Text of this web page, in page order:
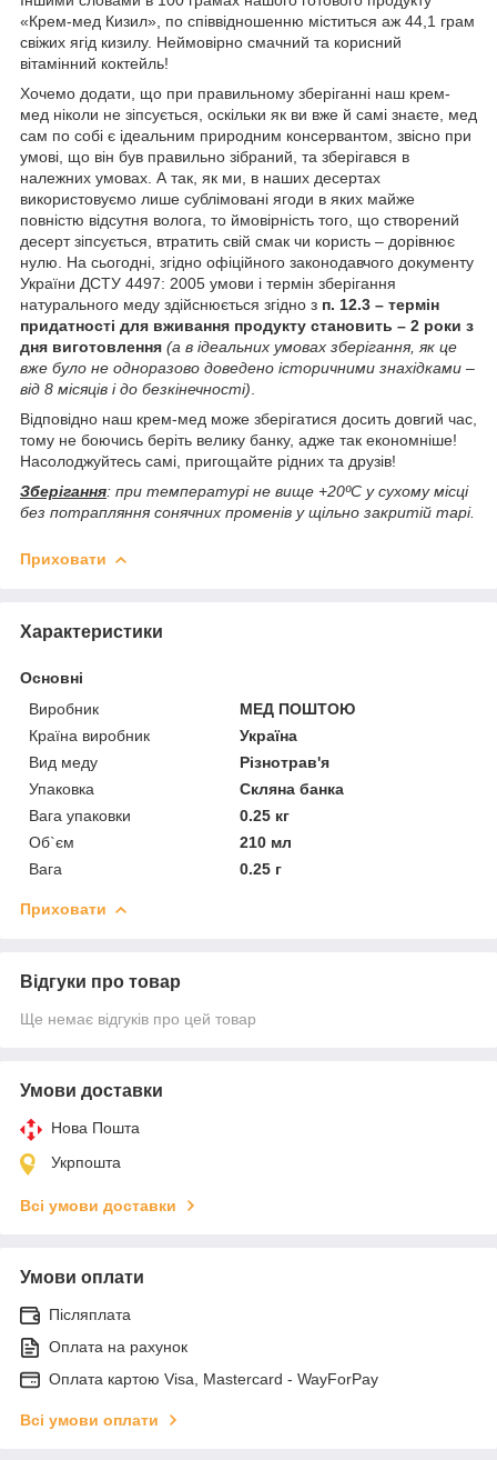
«Крем-мед Кизил», по співвідношенню міститься аж 44,1 грам
свіжих ягід кизилу. Неймовірно смачний та корисний
вітамінний коктейль!
Хочемо додати, що при правильному зберіганні наш крем-
мед ніколи не зіпсується, оскільки як ви вже й самі знаєте, мед
сам по собі є ідеальним природним консервантом, звісно при
умові, що він був правильно зібраний, та зберігався в
належних умовах. А так, як ми, в наших десертах
використовуємо лише сублімовані ягоди в яких майже
повністю відсутня волога, то ймовірність того, що створений
десерт зіпсується, втратить свій смак чи користь – дорівнює
нулю. На сьогодні, згідно офіційного законодавчого документу
України ДСТУ 4497: 2005 умови і термін зберігання
натурального меду здійснюється згідно з п. 12.3 – термін
придатності для вживання продукту становить – 2 роки з
дня виготовлення (а в ідеальних умовах зберігання, як це
вже було не одноразово доведено історичними знахідками –
від 8 місяців і до безкінечності)
Відповідно наш крем-мед може зберігатися досить довгий час,
тому не боючись беріть велику банку, адже так економніше!
Насолоджуйтесь самі, пригощайте рідних та друзів!
Зберігання: при температурі не вище +20ºС у сухому місці
без потрапляння сонячних променів у щільно закритій тарі.
Приховати
Характеристики
Основні
Виробник
МЕД ПОШТОЮ
Країна виробник
Україна
Вид меду
Різнотрав'я
Упаковка
Скляна банка
Вага упаковки
0.25 кг
Об`єм
210 мл
Вага
0.25 г
Приховати
Відгуки про товар
Ще немає відгуків про цей товар
Умови доставки
Нова Пошта
Укрпошта
Всі умови доставки
Умови оплати
Післяплата
Оплата на рахунок
Оплата картою Visa, Mastercard - WayForPay
Всі умови оплати